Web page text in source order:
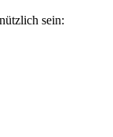
sein: